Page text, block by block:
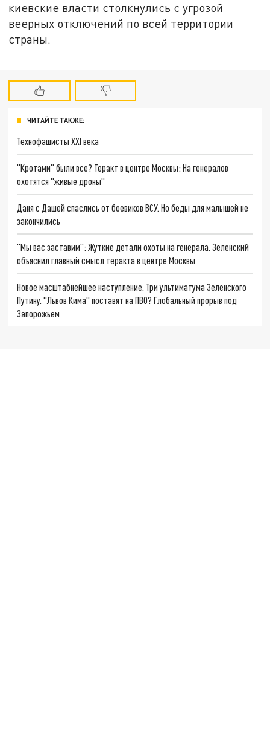
киевские власти столкнулись с угрозой
веерных отключений по всей территории
страны.
ЧИТАЙТЕ ТАКЖЕ:
Технофашисты XXI века
"Кротами" были все? Теракт в центре Москвы: На генералов
охотятся "живые дроны"
Даня с Дашей спаслись от боевиков ВСУ. Но беды для малышей не
закончились
"Мы вас заставим": Жуткие детали охоты на генерала. Зеленский
объяснил главный смысл теракта в центре Москвы
Новое масштабнейшее наступление. Три ультиматума Зеленского
Путину. "Львов Кима" поставят на ПВО? Глобальный прорыв под
Запорожьем